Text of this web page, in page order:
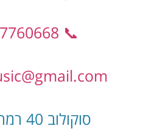
📞 073-7760668
סוקולוב 40 רמת השרון